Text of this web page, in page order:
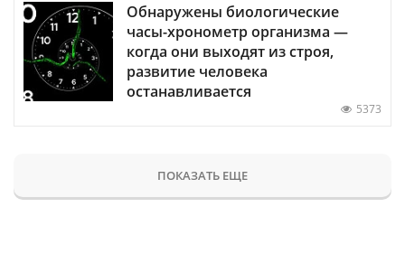
Обнаружены биологические
часы-хронометр организма —
когда они выходят из строя,
развитие человека
останавливается
5373
ПОКАЗАТЬ ЕЩЕ